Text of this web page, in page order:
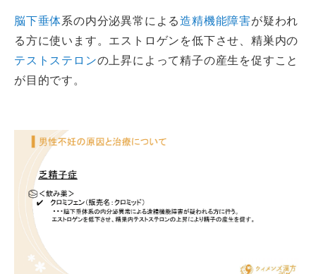
脳下垂体系の内分泌異常による造精機能障害が疑われ
る方に使います。エストロゲンを低下させ、精巣内の
テストステロンの上昇によって精子の産生を促すこと
が目的です。